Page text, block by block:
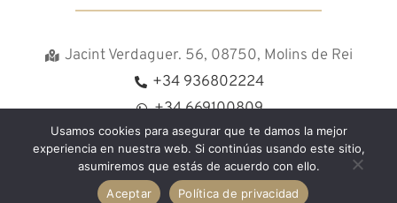
Jacint Verdaguer. 56, 08750, Molins de Rei
+34 936802224
+34 669100809
Usamos cookies para asegurar que te damos la mejor
experiencia en nuestra web. Si continúas usando este sitio,
asumiremos que estás de acuerdo con ello.
Aceptar
Política de privacidad